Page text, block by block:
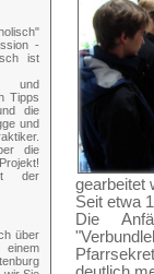
gearbeitet
Seit etwa
Die
-
ist
und
Tipps
die
und
die
der
über